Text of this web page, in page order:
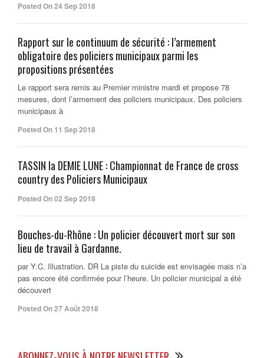
Posted On 24 Sep 2018
Rapport sur le continuum de sécurité : l’armement
obligatoire des policiers municipaux parmi les
propositions présentées
Le rapport sera remis au Premier ministre mardi et propose 78
mesures, dont l’armement des policiers municipaux. Des policiers
municipaux à
Posted On 11 Sep 2018
TASSIN la DEMIE LUNE : Championnat de France de cross
country des Policiers Municipaux
Posted On 02 Sep 2018
Bouches-du-Rhône : Un policier découvert mort sur son
lieu de travail à Gardanne.
par Y.C. Illustration. DR La piste du suicide est envisagée mais n’a
pas encore été confirmée pour l’heure. Un policier municipal a été
découvert
Posted On 27 Août 2018